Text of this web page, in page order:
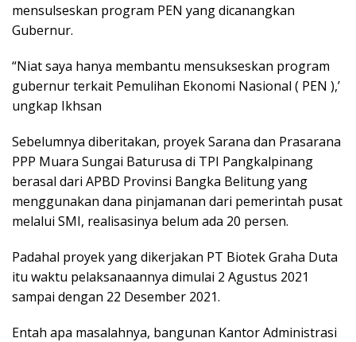
mensulseskan program PEN yang dicanangkan
Gubernur.
“Niat saya hanya membantu mensukseskan program
gubernur terkait Pemulihan Ekonomi Nasional ( PEN ),’
ungkap Ikhsan
Sebelumnya diberitakan, proyek Sarana dan Prasarana
PPP Muara Sungai Baturusa di TPI Pangkalpinang
berasal dari APBD Provinsi Bangka Belitung yang
menggunakan dana pinjamanan dari pemerintah pusat
melalui SMI, realisasinya belum ada 20 persen.
Padahal proyek yang dikerjakan PT Biotek Graha Duta
itu waktu pelaksanaannya dimulai 2 Agustus 2021
sampai dengan 22 Desember 2021.
Entah apa masalahnya, bangunan Kantor Administrasi